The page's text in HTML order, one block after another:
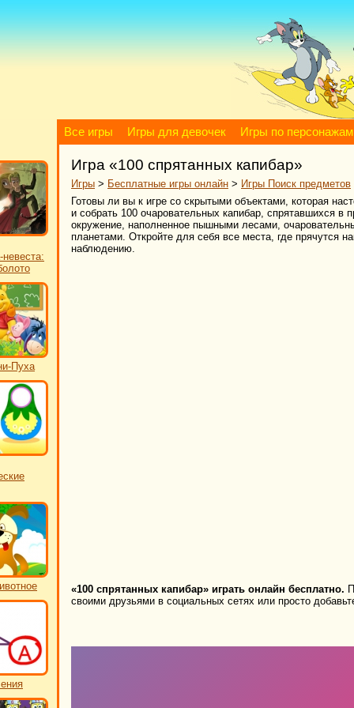
Все игры Игры для девочек Игры по персонажам
Пуха
Игра «100 спрятанных капибар»
Игры > Бесплатные игры онлайн > Игры Поиск предметов
Готовы ли вы к игре со скрытыми объектами, которая
и собрать 100 очаровательных капибар, спрятавшихся
окружение, наполненное пышными лесами,
планетами. Откройте для себя все места, где прячутся
наблюдению.
«100 спрятанных капибар» играть онлайн бесплатно.
своими друзьями в социальных сетях или просто